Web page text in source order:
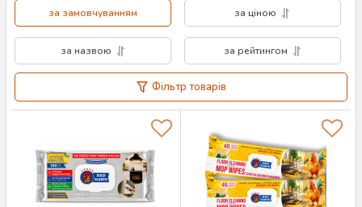
за замовчуванням за ціною
за назвою за рейтингом
Фільтр товарів